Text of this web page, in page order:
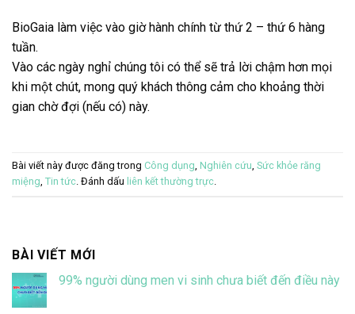
BioGaia làm việc vào giờ hành chính từ thứ 2 – thứ 6 hàng
tuần.
Vào các ngày nghỉ chúng tôi có thể sẽ trả lời chậm hơn mọi
khi một chút, mong quý khách thông cảm cho khoảng thời
gian chờ đợi (nếu có) này.
Bài viết này được đăng trong Công dụng, Nghiên cứu, Sức khỏe răng
miệng, Tin tức. Đánh dấu liên kết thường trực.
BÀI VIẾT MỚI
99% người dùng men vi sinh chưa biết đến điều này